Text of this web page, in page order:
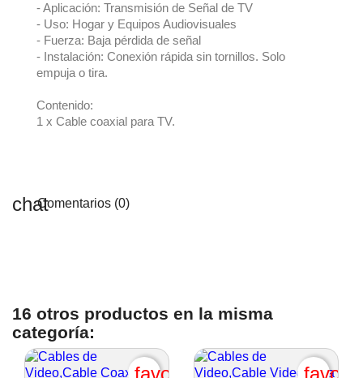
- Aplicación: Transmisión de Señal de TV
- Uso: Hogar y Equipos Audiovisuales
- Fuerza: Baja pérdida de señal
- Instalación: Conexión rápida sin tornillos. Solo
empuja o tira.
Contenido:
1 x Cable coaxial para TV.
Comentarios (0)
16 otros productos en la misma
categoría:
favorite_border